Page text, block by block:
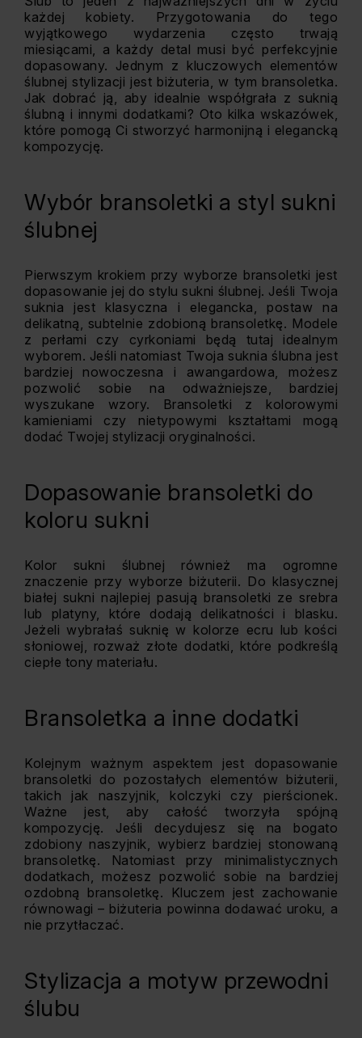
każdej kobiety. Przygotowania do tego
wyjątkowego wydarzenia często trwają
miesiącami, a każdy detal musi być perfekcyjnie
dopasowany. Jednym z kluczowych elementów
ślubnej stylizacji jest biżuteria, w tym bransoletka.
Jak dobrać ją, aby idealnie współgrała z suknią
ślubną i innymi dodatkami? Oto kilka wskazówek,
które pomogą Ci stworzyć harmonijną i elegancką
kompozycję.
Wybór bransoletki a styl sukni
ślubnej
Pierwszym krokiem przy wyborze bransoletki jest
dopasowanie jej do stylu sukni ślubnej. Jeśli Twoja
suknia jest klasyczna i elegancka, postaw na
delikatną, subtelnie zdobioną bransoletkę. Modele
z perłami czy cyrkoniami będą tutaj idealnym
wyborem. Jeśli natomiast Twoja suknia ślubna jest
bardziej nowoczesna i awangardowa, możesz
pozwolić sobie na odważniejsze, bardziej
wyszukane wzory. Bransoletki z kolorowymi
kamieniami czy nietypowymi kształtami mogą
dodać Twojej stylizacji oryginalności.
Dopasowanie bransoletki do
koloru sukni
Kolor sukni ślubnej również ma ogromne
znaczenie przy wyborze biżuterii. Do klasycznej
białej sukni najlepiej pasują bransoletki ze srebra
lub platyny, które dodają delikatności i blasku.
Jeżeli wybrałaś suknię w kolorze ecru lub kości
słoniowej, rozważ złote dodatki, które podkreślą
ciepłe tony materiału.
Bransoletka a inne dodatki
Kolejnym ważnym aspektem jest dopasowanie
bransoletki do pozostałych elementów biżuterii,
takich jak naszyjnik, kolczyki czy pierścionek.
Ważne jest, aby całość tworzyła spójną
kompozycję. Jeśli decydujesz się na bogato
zdobiony naszyjnik, wybierz bardziej stonowaną
bransoletkę. Natomiast przy minimalistycznych
dodatkach, możesz pozwolić sobie na bardziej
ozdobną bransoletkę. Kluczem jest zachowanie
równowagi – biżuteria powinna dodawać uroku, a
nie przytłaczać.
Stylizacja a motyw przewodni
ślubu